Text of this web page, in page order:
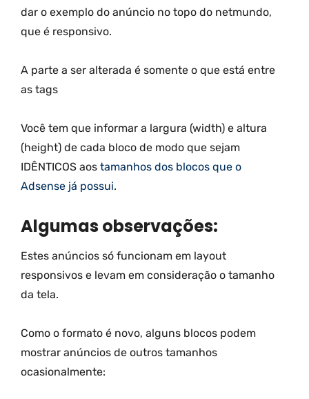
dar o exemplo do anúncio no topo do netmundo,
que é responsivo.
A parte a ser alterada é somente o que está entre
as tags
Você tem que informar a largura (width) e altura
(height) de cada bloco de modo que sejam
IDÊNTICOS aos tamanhos dos blocos que o
Adsense já possui.
Algumas observações:
Estes anúncios só funcionam em layout
responsivos e levam em consideração o tamanho
da tela.
Como o formato é novo, alguns blocos podem
mostrar anúncios de outros tamanhos
ocasionalmente: